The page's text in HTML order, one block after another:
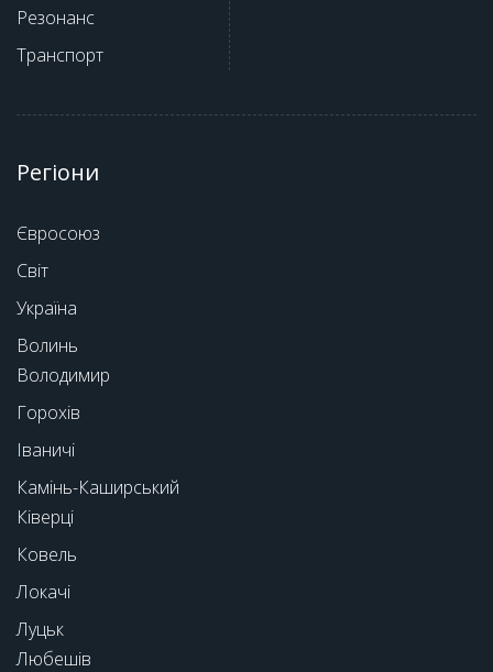
Резонанс
Транспорт
Регіони
Євросоюз
Світ
Україна
Волинь
Володимир
Горохів
Іваничі
Камінь-Каширський
Ківерці
Ковель
Локачі
Луцьк
Любешів